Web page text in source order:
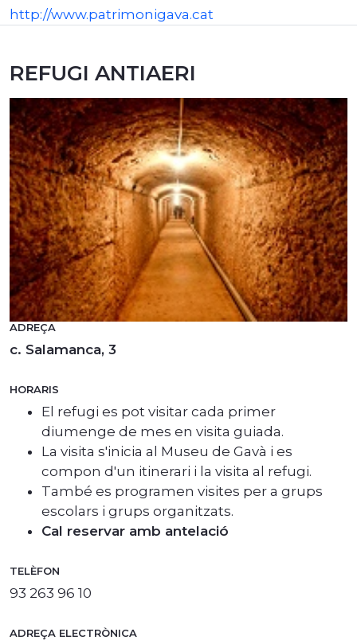
http://www.patrimonigava.cat
REFUGI ANTIAERI
ADREÇA
c. Salamanca, 3
HORARIS
El refugi es pot visitar cada primer
diumenge de mes en visita guiada.
La visita s'inicia al Museu de Gavà i es
compon d'un itinerari i la visita al refugi.
També es programen visites per a grups
escolars i grups organitzats.
Cal reservar amb antelació
TELÈFON
93 263 96 10
ADREÇA ELECTRÒNICA